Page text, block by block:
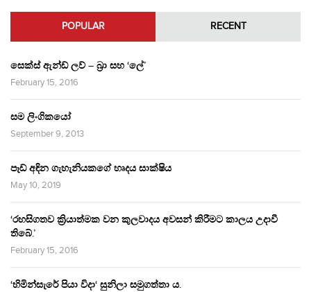
POPULAR RECENT
සෙක්ස් ඇන්ඩ් ලව් – බ්‍රා සහ ‘ලේ’
February 15, 2016
සම ලිංගිකයෝ
September 9, 2013
පෑඩ් අඳින ගැහැනියකගේ හෘදය සාක්ෂිය
May 10, 2019
‘රහසිගතව ක්‍රියාත්මක වන කුලවාදය අවසන් කිරීමට කාලය උදාවී
තිබේ.’
February 15, 2016
‘හිමින්සැරේ පියා විදා‘ සුනිලා සමුගත්තා ය.